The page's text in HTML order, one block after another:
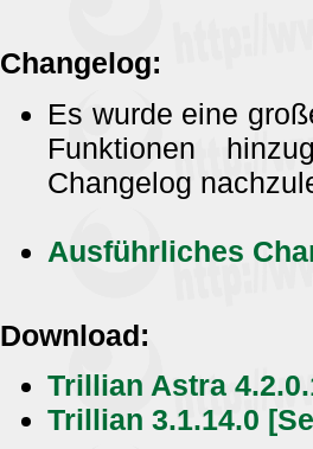
Changelog:
Es wurde eine
Funktionen
Changelog
Ausführliches
Download:
Trillian Astra
Trillian 3.1.14.0